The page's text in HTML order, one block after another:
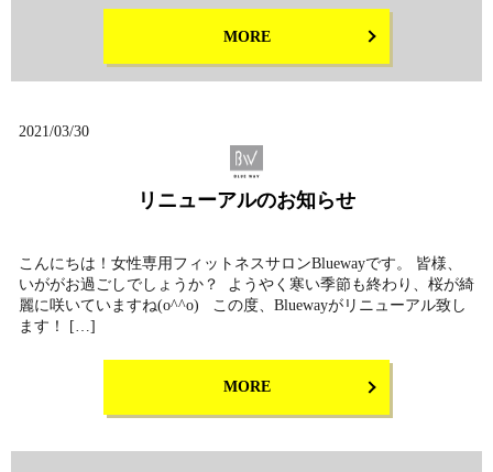
MORE
2021/03/30
リニューアルのお知らせ
こんにちは！女性専用フィットネスサロンBluewayです。 皆様、
いががお過ごしでしょうか？ ようやく寒い季節も終わり、桜が綺
麗に咲いていますね(o^^o) この度、Bluewayがリニューアル致し
ます！ […]
MORE